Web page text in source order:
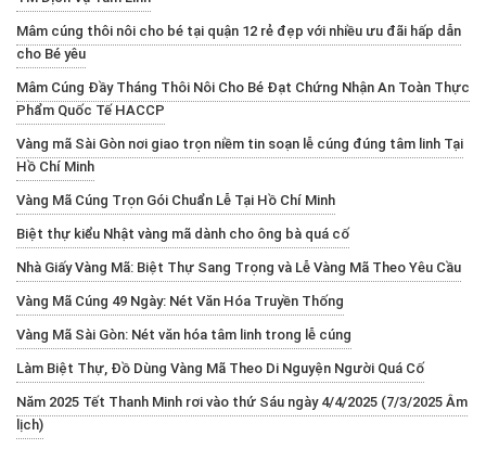
Mâm cúng thôi nôi cho bé tại quận 12 rẻ đẹp với nhiều ưu đãi hấp dẫn
cho Bé yêu
Mâm Cúng Đầy Tháng Thôi Nôi Cho Bé Đạt Chứng Nhận An Toàn Thực
Phẩm Quốc Tế HACCP
Vàng mã Sài Gòn nơi giao trọn niềm tin soạn lễ cúng đúng tâm linh Tại
Hồ Chí Minh
Vàng Mã Cúng Trọn Gói Chuẩn Lễ Tại Hồ Chí Minh
Biệt thự kiểu Nhật vàng mã dành cho ông bà quá cố
Nhà Giấy Vàng Mã: Biệt Thự Sang Trọng và Lễ Vàng Mã Theo Yêu Cầu
Vàng Mã Cúng 49 Ngày: Nét Văn Hóa Truyền Thống
Vàng Mã Sài Gòn: Nét văn hóa tâm linh trong lễ cúng
Làm Biệt Thự, Đồ Dùng Vàng Mã Theo Di Nguyện Người Quá Cố
Năm 2025 Tết Thanh Minh rơi vào thứ Sáu ngày 4/4/2025 (7/3/2025 Âm
lịch)